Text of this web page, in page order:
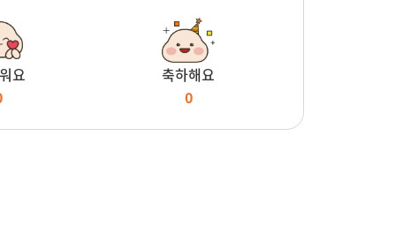
요
축하해요
0